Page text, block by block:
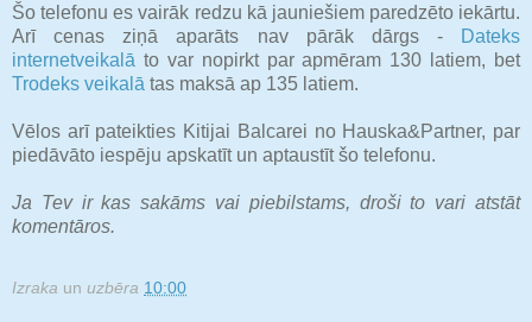
Šo telefonu es vairāk redzu kā jauniešiem paredzēto iekārtu.
Arī cenas ziņā aparāts nav pārāk dārgs -
Dateks
internetveikalā to var nopirkt par apmēram 130 latiem, bet
Trodeks veikalā tas maksā ap 135 latiem.
Vēlos arī pateikties Kitijai Balcarei no Hauska&Partner, par
piedāvāto iespēju apskatīt un aptaustīt šo telefonu.
Ja Tev ir kas sakāms vai piebilstams, droši to vari atstāt
komentāros.
Izraka un uzbēra 10:00